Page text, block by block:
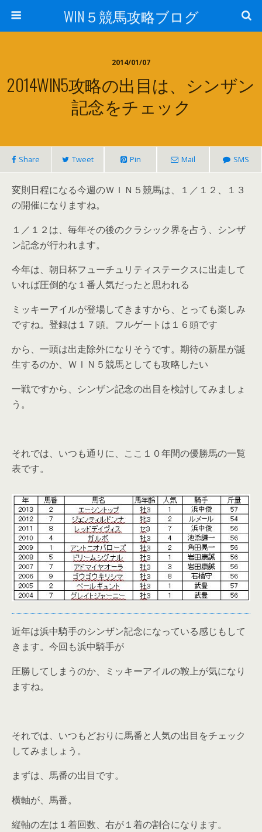
WIN５競馬攻略ブログ
2014/01/07
2014WIN5攻略の出目は、シンザン
記念をチェック
Share Tweet Pin Mail SMS
変則日程になる今週のＷＩＮ５競馬は、１／１２、１３
の開催になりますね。
１／１２は、毎年その後のクラシック界を占う、シンザ
ン記念が行われます。
今年は、朝日杯フューチュリティステークスに出走して
いれば圧倒的な１番人気だったと思われる
ミッキーアイルが登場してきますから、とっても楽しみ
ですね。登録は１７頭。フルゲートは１６頭です
から、一頭は出走除外になりそうです。期待の新星が誕
生するのか、ＷＩＮ５競馬としても攻略したい
一戦ですから、シンザン記念の出目を検討してみましょ
う。
それでは、いつも通りに、ここ１０年間の優勝馬の一覧
表です。
近年は浜中騎手のシンザン記念になっている感じもして
きます。今回も浜中騎手が
圧勝してしまうのか、ミッキーアイルの鞍上が気になり
ますね。
それでは、いつもどおりに馬番と人気の出目をチェック
してみましょう。
まずは、馬番の出目です。
横軸が、馬番。
縦軸の左は１着回数、右が１着の割合になります。